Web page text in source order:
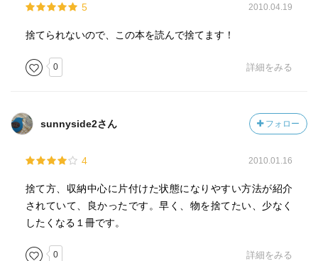
5 2010.04.19
捨てられないので、この本を読んで捨てます！
0 詳細をみる
sunnyside2さん フォロー
4 2010.01.16
捨て方、収納中心に片付けた状態になりやすい方法が紹介
されていて、良かったです。早く、物を捨てたい、少なく
したくなる１冊です。
0 詳細をみる